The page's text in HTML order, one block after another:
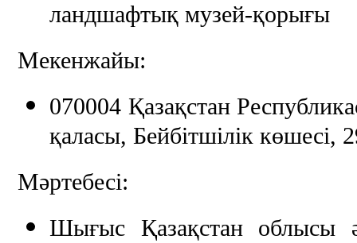
ландшафтық музей-қорығы
Мекенжайы:
070004 Қазақстан
қаласы, Бейбітшілік көшесі,
Мәртебесі:
Шығыс Қазақстан облысы